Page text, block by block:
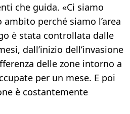
che guida. «Ci siamo
perché siamo l’area
è stata controllata dalle
dall’inizio dell’invasione
delle zone intorno a
per un mese. E poi
è costantemente